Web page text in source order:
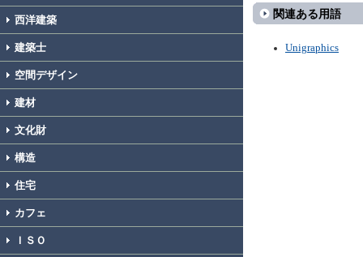
西洋建築
建築士
空間デザイン
建材
文化財
構造
住宅
カフェ
ＩＳＯ
関連ある用語
Unigraphics